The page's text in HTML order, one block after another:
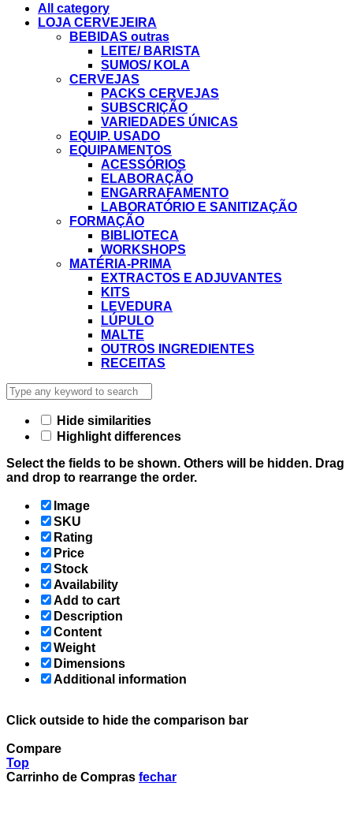
All category
LOJA CERVEJEIRA
BEBIDAS outras
LEITE/ BARISTA
SUMOS/ KOLA
CERVEJAS
PACKS CERVEJAS
SUBSCRIÇÃO
VARIEDADES ÚNICAS
EQUIP. USADO
EQUIPAMENTOS
ACESSÓRIOS
ELABORAÇÃO
ENGARRAFAMENTO
LABORATÓRIO E SANITIZAÇÃO
FORMAÇÃO
BIBLIOTECA
WORKSHOPS
MATÉRIA-PRIMA
EXTRACTOS E ADJUVANTES
KITS
LEVEDURA
LÚPULO
MALTE
OUTROS INGREDIENTES
RECEITAS
Hide similarities
Highlight differences
Select the fields to be shown. Others will be hidden. Drag
and drop to rearrange the order.
Image
SKU
Rating
Price
Stock
Availability
Add to cart
Description
Content
Weight
Dimensions
Additional information
Click outside to hide the comparison bar
Compare
Top
Carrinho de Compras fechar